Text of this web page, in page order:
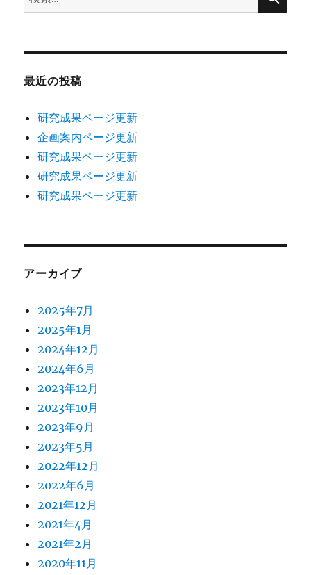
索:
最近の投稿
研究成果ページ更新
企画案内ページ更新
研究成果ページ更新
研究成果ページ更新
研究成果ページ更新
アーカイブ
2025年7月
2025年1月
2024年12月
2024年6月
2023年12月
2023年10月
2023年9月
2023年5月
2022年12月
2022年6月
2021年12月
2021年4月
2021年2月
2020年11月